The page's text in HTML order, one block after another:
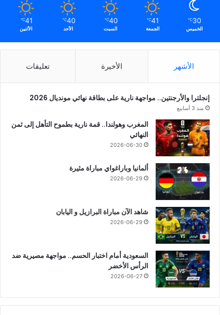
30
℃
الخميس
41
℃
الجمعة
40
℃
السبت
40
℃
الأحد
41
℃
الأثنين
الأشهر الأخيرة تعليقات
إنجلترا والأرجنتين.. مواجهة نارية على بطاقة نهائي مونديال 2026
منذ 3 أسابيع
المغرب وهولندا.. قمة نارية بطموح التأهل إلى ثمن
النهائي
2026-06-30
ألمانيا وباراغواي مباراة مثيرة
2026-06-29
شاهد الآن مباراة البرازيل و اليابان
2026-06-29
السعودية أمام اختبار الحسم.. مواجهة مصيرية ضد
الرأس الأخضر
2026-06-27